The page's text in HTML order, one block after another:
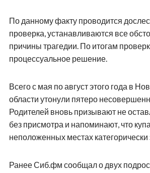
По данному факту проводится
проверка, устанавливаются все
причины трагедии. По итогам
процессуальное решение.
Всего с мая по август этого года в
области утонули пятеро
Родителей вновь призывают не
без присмотра и напоминают, что
неположенных местах
Ранее Сиб.фм сообщал о двух